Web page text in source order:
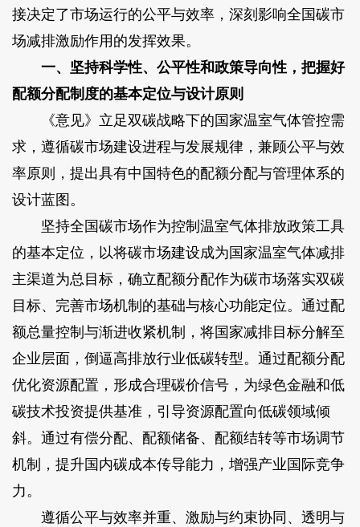
接决定了市场运行的公平与效率，深刻影响全国碳市
场减排激励作用的发挥效果。
一、坚持科学性、公平性和政策导向性，把握好
配额分配制度的基本定位与设计原则
《意见》立足双碳战略下的国家温室气体管控需
求，遵循碳市场建设进程与发展规律，兼顾公平与效
率原则，提出具有中国特色的配额分配与管理体系的
设计蓝图。
坚持全国碳市场作为控制温室气体排放政策工具
的基本定位，以将碳市场建设成为国家温室气体减排
主渠道为总目标，确立配额分配作为碳市场落实双碳
目标、完善市场机制的基础与核心功能定位。通过配
额总量控制与渐进收紧机制，将国家减排目标分解至
企业层面，倒逼高排放行业低碳转型。通过配额分配
优化资源配置，形成合理碳价信号，为绿色金融和低
碳技术投资提供基准，引导资源配置向低碳领域倾
斜。通过有偿分配、配额储备、配额结转等市场调节
机制，提升国内碳成本传导能力，增强产业国际竞争
力。
遵循公平与效率并重、激励与约束协同、透明与